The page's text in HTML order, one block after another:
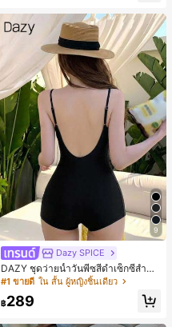
9
Dazy SPICE
DAZY ชุดว่ายน้ำวันพีซสีดำเซ็กซี่สำหรั
บผู้หญิง ชุดชายหาดฤดูร้อน
#1 ขายดี ใน สั้น ผู้หญิงชิ้นเดียว
฿289